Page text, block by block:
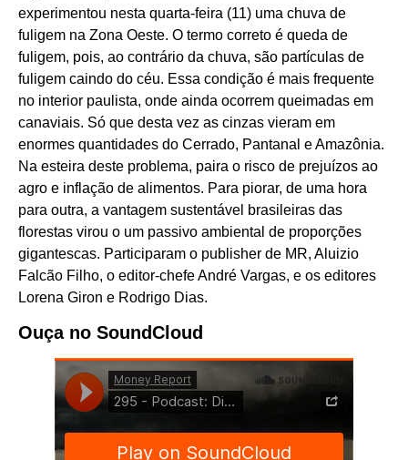
experimentou nesta quarta-feira (11) uma chuva de
fuligem na Zona Oeste. O termo correto é queda de
fuligem, pois, ao contrário da chuva, são partículas de
fuligem caindo do céu. Essa condição é mais frequente
no interior paulista, onde ainda ocorrem queimadas em
canaviais. Só que desta vez as cinzas vieram em
enormes quantidades do Cerrado, Pantanal e Amazônia.
Na esteira deste problema, paira o risco de prejuízos ao
agro e inflação de alimentos. Para piorar, de uma hora
para outra, a vantagem sustentável brasileiras das
florestas virou o um passivo ambiental de proporções
gigantescas. Participaram o publisher de MR, Aluizio
Falcão Filho, o editor-chefe André Vargas, e os editores
Lorena Giron e Rodrigo Dias.
Ouça no SoundCloud